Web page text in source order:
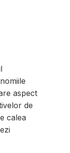
aspect
de
calea